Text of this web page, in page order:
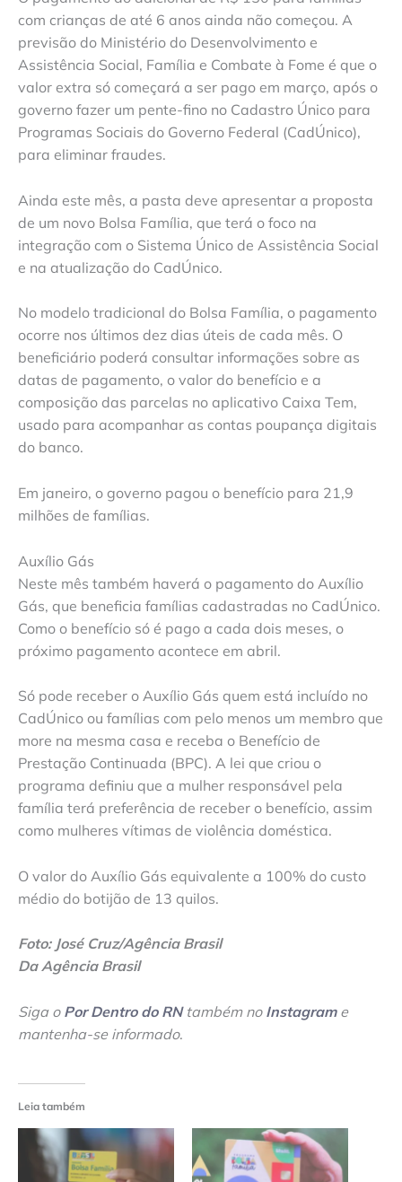
com crianças de até 6 anos ainda não começou. A
previsão do Ministério do Desenvolvimento e
Assistência Social, Família e Combate à Fome é que o
valor extra só começará a ser pago em março, após o
governo fazer um pente-fino no Cadastro Único para
Programas Sociais do Governo Federal (CadÚnico),
para eliminar fraudes.
Ainda este mês, a pasta deve apresentar a proposta
de um novo Bolsa Família, que terá o foco na
integração com o Sistema Único de Assistência Social
e na atualização do CadÚnico.
No modelo tradicional do Bolsa Família, o pagamento
ocorre nos últimos dez dias úteis de cada mês. O
beneficiário poderá consultar informações sobre as
datas de pagamento, o valor do benefício e a
composição das parcelas no aplicativo Caixa Tem,
usado para acompanhar as contas poupança digitais
do banco.
Em janeiro, o governo pagou o benefício para 21,9
milhões de famílias.
Auxílio Gás
Neste mês também haverá o pagamento do Auxílio
Gás, que beneficia famílias cadastradas no CadÚnico.
Como o benefício só é pago a cada dois meses, o
próximo pagamento acontece em abril.
Só pode receber o Auxílio Gás quem está incluído no
CadÚnico ou famílias com pelo menos um membro que
more na mesma casa e receba o Benefício de
Prestação Continuada (BPC). A lei que criou o
programa definiu que a mulher responsável pela
família terá preferência de receber o benefício, assim
como mulheres vítimas de violência doméstica.
O valor do Auxílio Gás equivalente a 100% do custo
médio do botijão de 13 quilos.
Foto: José Cruz/Agência Brasil
Da Agência Brasil
Siga o Por Dentro do RNtambém no Instagrame
mantenha-se informado.
Leia também